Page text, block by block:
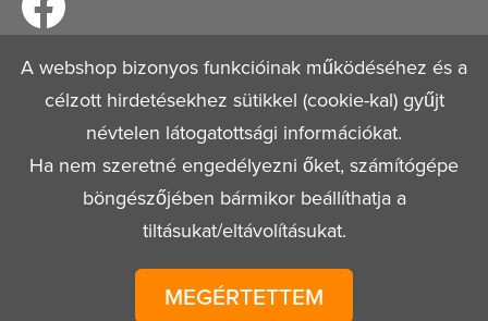
Adatvédelmi nyilatkozat
© 2026Mestervagyok.hu
Minden jog fenntartva!
Tulajdonos: T FLex
A webshop bizonyos funkcióinak működéséhez és a
célzott hirdetésekhez sütikkel (cookie-kal) gyűjt
névtelen látogatottsági információkat.
Ha nem szeretné engedélyezni őket, számítógépe
böngészőjében bármikor beállíthatja a
tiltásukat/eltávolításukat.
MEGÉRTETTEM